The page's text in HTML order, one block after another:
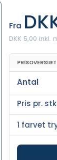
Fra
DKK 5,00 inkl.
PRISOVERSIGT
Antal
Pris pr.
1 farvet